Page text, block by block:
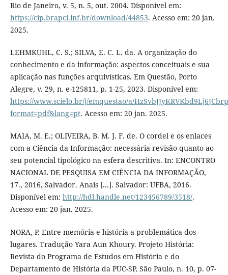
Rio de Janeiro, v. 5, n. 5, out. 2004. Disponível em:
https://cip.brapci.inf.br/download/44853. Acesso em: 20 jan.
2025.
LEHMKUHL, C. S.; SILVA, E. C. L. da. A organização do
conhecimento e da informação: aspectos conceituais e sua
aplicação nas funções arquivísticas. Em Questão, Porto
Alegre, v. 29, n. e-125811, p. 1-25, 2023. Disponível em:
https://www.scielo.br/j/emquestao/a/
format=pdf&lang=pt. Acesso em: 20 jan. 2025.
MAIA, M. E.; OLIVEIRA, B. M. J. F. de. O cordel e os enlaces
com a Ciência da Informação: necessária revisão quanto ao
seu potencial tipológico na esfera descritiva. In: ENCONTRO
NACIONAL DE PESQUISA EM CIÊNCIA DA INFORMAÇÃO,
17., 2016, Salvador. Anais [...]. Salvador: UFBA, 2016.
Disponível em: http://hdl.handle.net/123456789/3518/.
Acesso em: 20 jan. 2025.
NORA, P. Entre memória e história a problemática dos
lugares. Tradução Yara Aun Khoury. Projeto História:
Revista do Programa de Estudos em História e do
Departamento de História da PUC-SP, São Paulo, n. 10, p. 07-